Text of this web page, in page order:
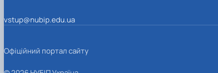
vstup@nubip.edu.ua
Офіційний портал сайту